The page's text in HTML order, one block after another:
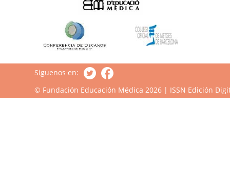
Siguenos en:
© Fundación Educación Médica 2026 | ISSN Edición